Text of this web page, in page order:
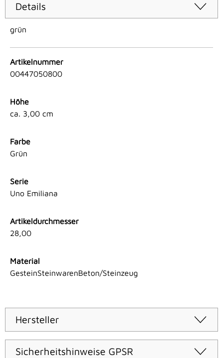
Details
grün
Artikelnummer
00447050800
Höhe
ca. 3,00 cm
Farbe
Grün
Serie
Uno Emiliana
Artikeldurchmesser
28,00
Material
GesteinSteinwarenBeton/Steinzeug
Hersteller
Sicherheitshinweise GPSR